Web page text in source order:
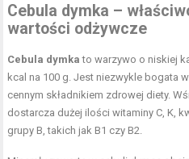
Cebula dymka –
wartości odżywcze
Cebula dymka to warzywo o niskiej
kcal na 100 g. Jest niezwykle bogata
cennym składnikiem zdrowej diety.
dostarcza dużej ilości witaminy C, K,
grupy B, takich jak B1 czy B2.